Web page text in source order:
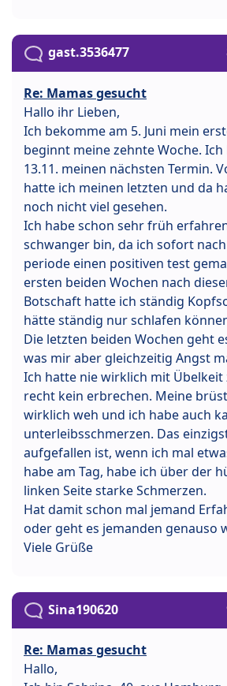
gast.3536477
Re: Mamas gesucht
Hallo ihr Lieben,
Ich bekomme am 5. Juni mein
beginnt meine zehnte Woche.
13.11. meinen nächsten Termin.
hatte ich meinen letzten und da
noch nicht viel gesehen.
Ich habe schon sehr früh
schwanger bin, da ich sofort
periode einen positiven test
ersten beiden Wochen nach
Botschaft hatte ich ständig
hätte ständig nur schlafen
Die letzten beiden Wochen geht
was mir aber gleichzeitig Angst
Ich hatte nie wirklich mit
recht kein erbrechen. Meine
wirklich weh und ich habe auch
unterleibsschmerzen. Das
aufgefallen ist, wenn ich mal
habe am Tag, habe ich über der
linken Seite starke Schmerzen.
Hat damit schon mal jemand
oder geht es jemanden genauso
Viele Grüße
Sina190620
Re: Mamas gesucht
Hallo,